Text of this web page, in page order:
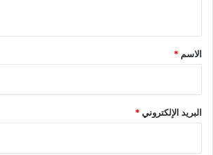
*
الاسم *
البريد الإلكتروني*